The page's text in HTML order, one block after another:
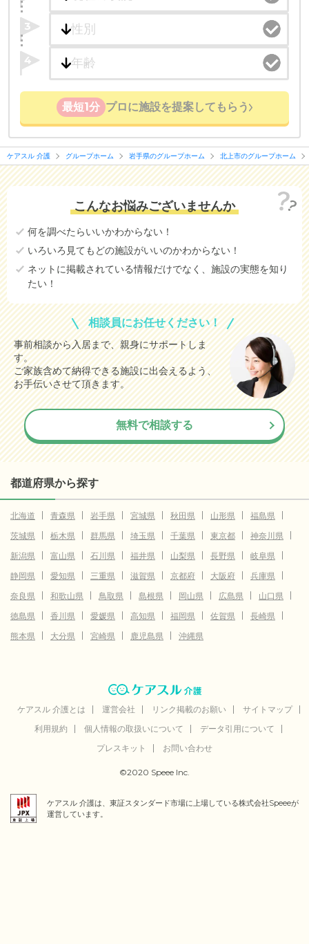
3
4
最短1分 プロに施設を提案してもらう
ケアスル 介護 グループホーム 岩手県のグループホーム 北上市のグループホーム
こんなお悩みございませんか
何を調べたらいいかわからない！
いろいろ見てもどの施設がいいのかわからない！
ネットに掲載されている情報だけでなく、施設の実態を知り
たい！
相談員にお任せください！
事前相談から入居まで、親身にサポートしま
す。
ご家族含めて納得できる施設に出会えるよう、
お手伝いさせて頂きます。
無料で相談する
都道府県から探す
北海道 青森県 岩手県 宮城県 秋田県 山形県
福島県
茨城県
栃木県 群馬県 埼玉県 千葉県 東京都
神奈川県
新潟県
富山県 石川県 福井県 山梨県 長野県
岐阜県
静岡県
愛知県 三重県 滋賀県 京都府 大阪府
兵庫県
奈良県
和歌山県 鳥取県 島根県 岡山県 広島県
山口県
徳島県
香川県 愛媛県 高知県 福岡県 佐賀県
長崎県
熊本県
大分県 宮崎県 鹿児島県 沖縄県
ケアスル 介護とは 運営会社 リンク掲載のお願い
サイトマップ
利用規約
個人情報の取扱いについて
データ引用について
プレスキット
お問い合わせ
©2020 Speee Inc.
ケアスル 介護は、東証スタンダード市場に上場している株式会社Speeeが
運営しています。